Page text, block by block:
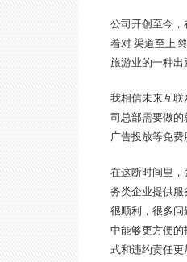
公司开创至今
着对 渠道至上
旅游业的一种出
我相信未来互
司总部需要做
广告投放等免费
在这断时间里
务类企业提供
很顺利，很多
中能够更方便
式和违约责任